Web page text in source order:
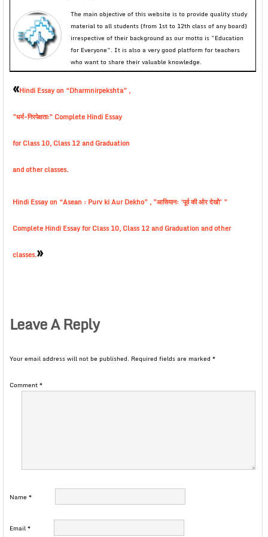
The main objective of this website is to provide quality study
material to all students (from 1st to 12th class of any board)
irrespective of their background as our motto is “Education
for Everyone”. It is also a very good platform for teachers
who want to share their valuable knowledge.
«Hindi Essay on “Dharmnirpekshta” ,
”धर्म-निरपेक्षताः” Complete Hindi Essay
for Class 10, Class 12 and Graduation
and other classes.
Hindi Essay on “Asean : Purv ki Aur Dekho” , ”आसियान: ‘पूर्व की ओर देखोे’ ”
Complete Hindi Essay for Class 10, Class 12 and Graduation and other
classes.»
Leave A Reply
Your email address will not be published. Required fields are marked *
Comment*
Name *
Email*